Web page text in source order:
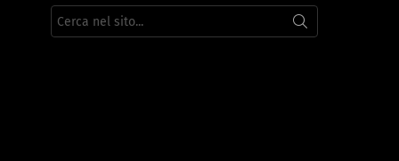
Cerca
per: